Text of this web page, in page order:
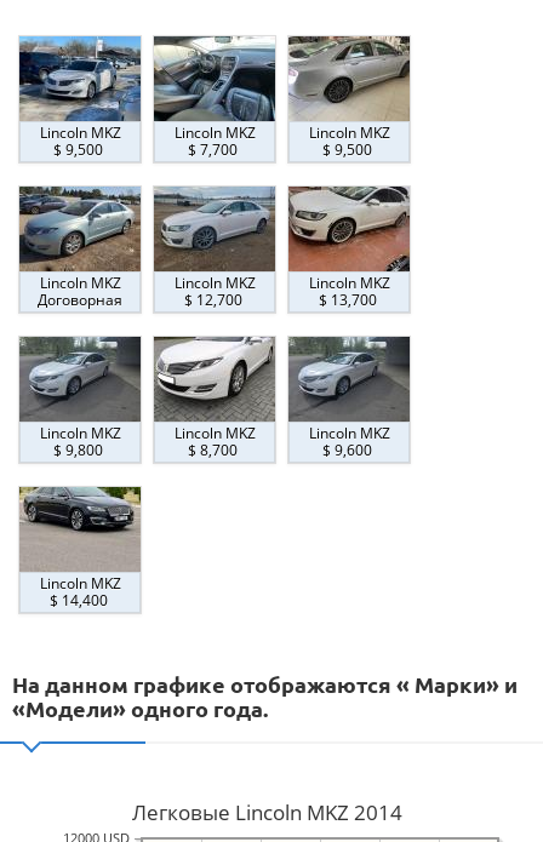
Lincoln MKZ
$ 9,500
Lincoln MKZ
$ 7,700
Lincoln MKZ
$ 9,500
Lincoln MKZ
Договорная
Lincoln MKZ
$ 12,700
Lincoln MKZ
$ 13,700
Lincoln MKZ
$ 9,800
Lincoln MKZ
$ 8,700
Lincoln MKZ
$ 9,600
Lincoln MKZ
$ 14,400
На данном графике отображаются « Марки» и
«Модели» одного года.
Легковые Lincoln MKZ 2014